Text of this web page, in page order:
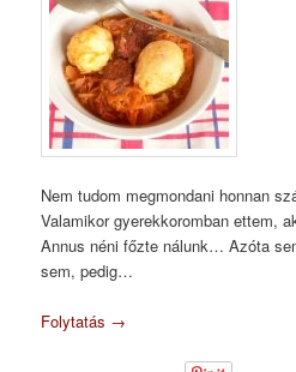
Nem tudom megmondani honnan
Valamikor gyerekkoromban ettem,
Annus néni főzte nálunk… Azóta
sem, pedig…
Folytatás →